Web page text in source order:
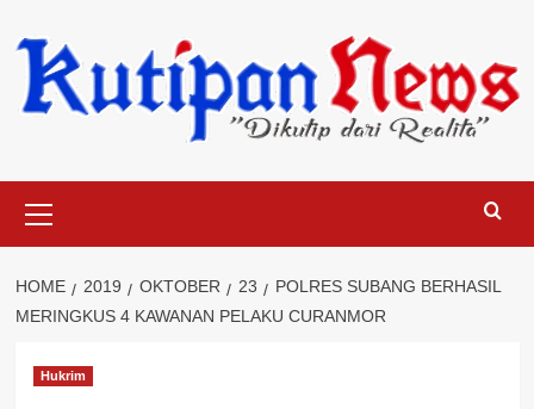
to
content
Menu
HOME 2019 OKTOBER 23
POLRES SUBANG BERHASIL
MERINGKUS 4 KAWANAN PELAKU CURANMOR
Hukrim